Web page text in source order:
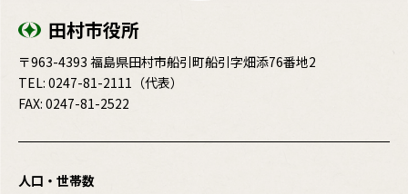
田村市役所
〒963-4393 福島県田村市船引町船引字畑添76番地2
TEL: 0247-81-2111 （代表）
FAX: 0247-81-2522
人口・世帯数